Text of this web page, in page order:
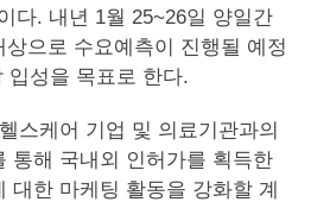
다. 내년 1월 25~26일 양일간
으로 수요예측이 진행될 예정
입성을 목표로 한다.
스케어 기업 및 의료기관과의
통해 국내외 인허가를 획득한
대한 마케팅 활동을 강화할 계